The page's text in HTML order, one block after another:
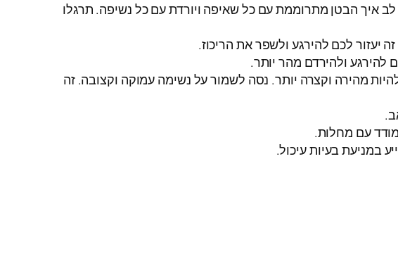
איך הבטן מתרוממת עם כל שאיפה ויורדת עם כל נשיפה. תרגלו
מהירה וקצרה יותר. נסה לשמור על נשימה עמוקה וקצובה. זה
עם מחלות.
במניעת בעיות עיכול.